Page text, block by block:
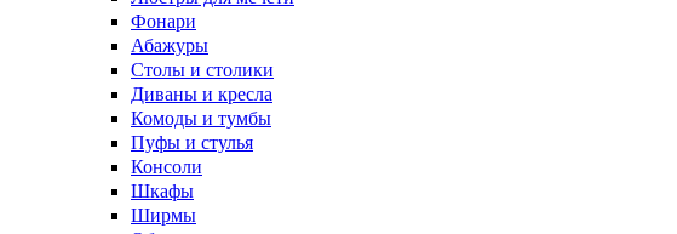
Фонари
Абажуры
Столы и столики
Диваны и кресла
Комоды и тумбы
Пуфы и стулья
Консоли
Шкафы
Ширмы